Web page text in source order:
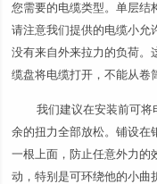
您需要的电缆类型。单层结
请注意我们提供的电缆小允
没有来自外来拉力的负荷。
缆盘将电缆打开，不能从卷
我们建议在安装前可将
余的扭力全部放松。铺设在
一根上面，防止任意外力的
动，特别是可环绕他的小曲